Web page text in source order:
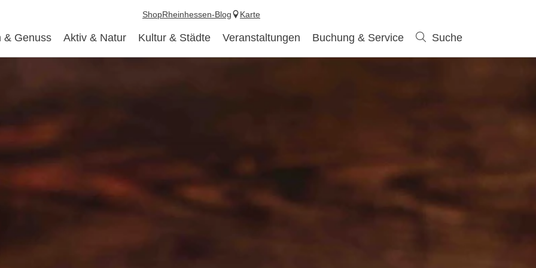
& Genuss Aktiv & Natur Kultur & Städte Veranstaltungen Buchung & Service Suche
ShopRheinhessen-Blog Karte